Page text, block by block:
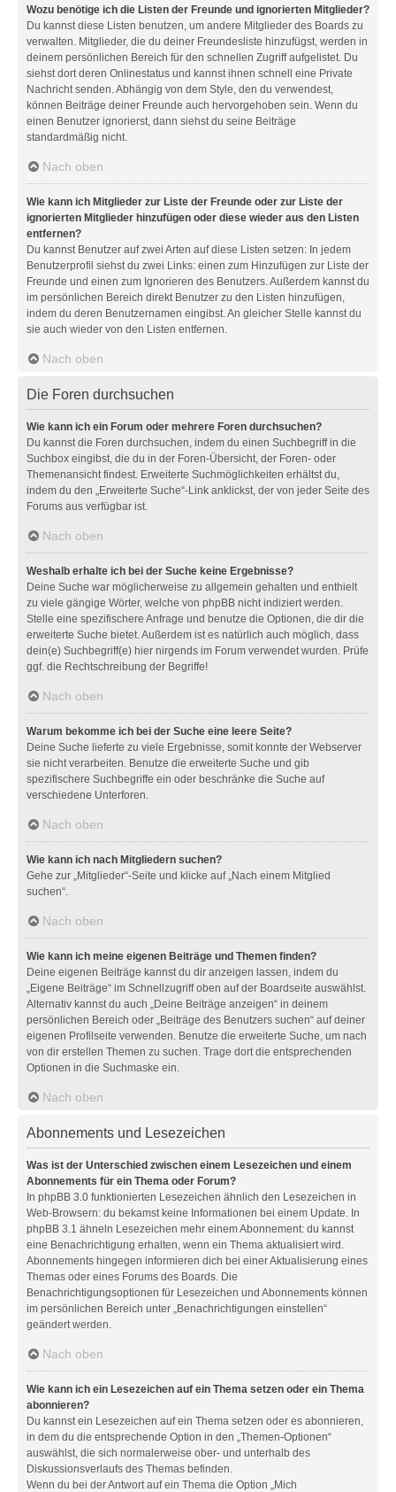
Wozu benötige ich die Listen der Freunde und ignorierten Mitglieder?
Du kannst diese Listen benutzen, um andere Mitglieder des Boards zu
verwalten. Mitglieder, die du deiner Freundesliste hinzufügst, werden in
deinem persönlichen Bereich für den schnellen Zugriff aufgelistet. Du
siehst dort deren Onlinestatus und kannst ihnen schnell eine Private
Nachricht senden. Abhängig von dem Style, den du verwendest,
können Beiträge deiner Freunde auch hervorgehoben sein. Wenn du
einen Benutzer ignorierst, dann siehst du seine Beiträge
standardmäßig nicht.
Nach oben
Wie kann ich Mitglieder zur Liste der Freunde oder zur Liste der
ignorierten Mitglieder hinzufügen oder diese wieder aus den Listen
entfernen?
Du kannst Benutzer auf zwei Arten auf diese Listen setzen: In jedem
Benutzerprofil siehst du zwei Links: einen zum Hinzufügen zur Liste der
Freunde und einen zum Ignorieren des Benutzers. Außerdem kannst du
im persönlichen Bereich direkt Benutzer zu den Listen hinzufügen,
indem du deren Benutzernamen eingibst. An gleicher Stelle kannst du
sie auch wieder von den Listen entfernen.
Nach oben
Die Foren durchsuchen
Wie kann ich ein Forum oder mehrere Foren durchsuchen?
Du kannst die Foren durchsuchen, indem du einen Suchbegriff in die
Suchbox eingibst, die du in der Foren-Übersicht, der Foren- oder
Themenansicht findest. Erweiterte Suchmöglichkeiten erhältst du,
indem du den „Erweiterte Suche“-Link anklickst, der von jeder Seite des
Forums aus verfügbar ist.
Nach oben
Weshalb erhalte ich bei der Suche keine Ergebnisse?
Deine Suche war möglicherweise zu allgemein gehalten und enthielt
zu viele gängige Wörter, welche von phpBB nicht indiziert werden.
Stelle eine spezifischere Anfrage und benutze die Optionen, die dir die
erweiterte Suche bietet. Außerdem ist es natürlich auch möglich, dass
dein(e) Suchbegriff(e) hier nirgends im Forum verwendet wurden. Prüfe
ggf. die Rechtschreibung der Begriffe!
Nach oben
Warum bekomme ich bei der Suche eine leere Seite?
Deine Suche lieferte zu viele Ergebnisse, somit konnte der Webserver
sie nicht verarbeiten. Benutze die erweiterte Suche und gib
spezifischere Suchbegriffe ein oder beschränke die Suche auf
verschiedene Unterforen.
Nach oben
Wie kann ich nach Mitgliedern suchen?
Gehe zur „Mitglieder“-Seite und klicke auf „Nach einem Mitglied
suchen“.
Nach oben
Wie kann ich meine eigenen Beiträge und Themen finden?
Deine eigenen Beiträge kannst du dir anzeigen lassen, indem du
„Eigene Beiträge“ im Schnellzugriff oben auf der Boardseite auswählst.
Alternativ kannst du auch „Deine Beiträge anzeigen“ in deinem
persönlichen Bereich oder „Beiträge des Benutzers suchen“ auf deiner
eigenen Profilseite verwenden. Benutze die erweiterte Suche, um nach
von dir erstellen Themen zu suchen. Trage dort die entsprechenden
Optionen in die Suchmaske ein.
Nach oben
Abonnements und Lesezeichen
Was ist der Unterschied zwischen einem Lesezeichen und einem
Abonnements für ein Thema oder Forum?
In phpBB 3.0 funktionierten Lesezeichen ähnlich den Lesezeichen in
Web-Browsern: du bekamst keine Informationen bei einem Update. In
phpBB 3.1 ähneln Lesezeichen mehr einem Abonnement: du kannst
eine Benachrichtigung erhalten, wenn ein Thema aktualisiert wird.
Abonnements hingegen informieren dich bei einer Aktualisierung eines
Themas oder eines Forums des Boards. Die
Benachrichtigungsoptionen für Lesezeichen und Abonnements können
im persönlichen Bereich unter „Benachrichtigungen einstellen“
geändert werden.
Nach oben
Wie kann ich ein Lesezeichen auf ein Thema setzen oder ein Thema
abonnieren?
Du kannst ein Lesezeichen auf ein Thema setzen oder es abonnieren,
in dem du die entsprechende Option in den „Themen-Optionen“
auswählst, die sich normalerweise ober- und unterhalb des
Diskussionsverlaufs des Themas befinden.
Wenn du bei der Antwort auf ein Thema die Option „Mich